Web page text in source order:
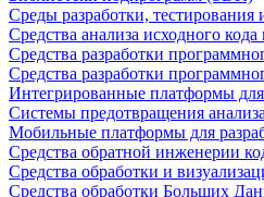
Среды разработки, тестирования
Средства анализа исходного
Средства разработки
Средства разработки
Интегрированные платформы
Системы предотвращения
Мобильные платформы для
Средства обратной инженерии
Средства обработки и
Средства обработки Больших